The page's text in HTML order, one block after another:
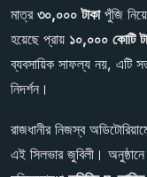
মাত্র ৩০,০০০ টাকাপুঁজি
হয়েছে প্রায় ১০,০০০ কোটি
ব্যবসায়িক সাফল্য নয়, এটি
নিদর্শন।
রাজধানীর নিজস্ব
এই সিলভার জুবিলী।